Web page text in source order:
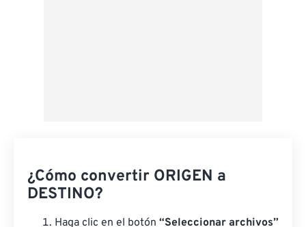
¿Cómo convertir ORIGEN a
DESTINO?
Haga clic en el botón “Seleccionar archivos”